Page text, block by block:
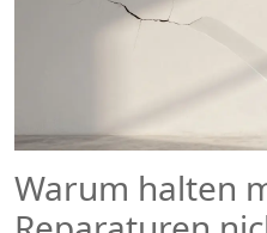
Warum halten